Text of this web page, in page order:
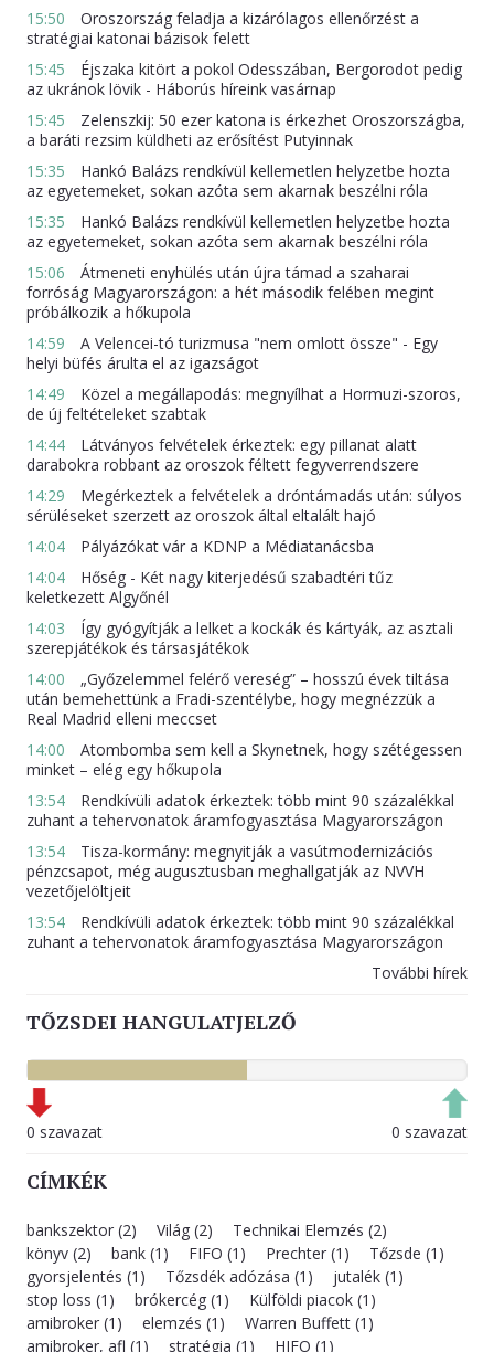
15:50
Oroszország feladja a kizárólagos ellenőrzést a
stratégiai katonai bázisok felett
15:45
Éjszaka kitört a pokol Odesszában, Bergorodot pedig
az ukránok lövik - Háborús híreink vasárnap
15:45
Zelenszkij: 50 ezer katona is érkezhet Oroszországba,
a baráti rezsim küldheti az erősítést Putyinnak
15:35
Hankó Balázs rendkívül kellemetlen helyzetbe hozta
az egyetemeket, sokan azóta sem akarnak beszélni róla
15:35
Hankó Balázs rendkívül kellemetlen helyzetbe hozta
az egyetemeket, sokan azóta sem akarnak beszélni róla
15:06
Átmeneti enyhülés után újra támad a szaharai
forróság Magyarországon: a hét második felében megint
próbálkozik a hőkupola
14:59
A Velencei-tó turizmusa "nem omlott össze" - Egy
helyi büfés árulta el az igazságot
14:49
Közel a megállapodás: megnyílhat a Hormuzi-szoros,
de új feltételeket szabtak
14:44
Látványos felvételek érkeztek: egy pillanat alatt
darabokra robbant az oroszok féltett fegyverrendszere
14:29
Megérkeztek a felvételek a dróntámadás után: súlyos
sérüléseket szerzett az oroszok által eltalált hajó
14:04
Pályázókat vár a KDNP a Médiatanácsba
14:04
Hőség - Két nagy kiterjedésű szabadtéri tűz
keletkezett Algyőnél
14:03
Így gyógyítják a lelket a kockák és kártyák, az asztali
szerepjátékok és társasjátékok
14:00
„Győzelemmel felérő vereség” – hosszú évek tiltása
után bemehettünk a Fradi-szentélybe, hogy megnézzük a
Real Madrid elleni meccset
14:00
Atombomba sem kell a Skynetnek, hogy szétégessen
minket – elég egy hőkupola
13:54
Rendkívüli adatok érkeztek: több mint 90 százalékkal
zuhant a tehervonatok áramfogyasztása Magyarországon
13:54
Tisza-kormány: megnyitják a vasútmodernizációs
pénzcsapot, még augusztusban meghallgatják az NVVH
vezetőjelöltjeit
13:54
Rendkívüli adatok érkeztek: több mint 90 százalékkal
zuhant a tehervonatok áramfogyasztása Magyarországon
További hírek
TŐZSDEI HANGULATJELZŐ
0 szavazat 0 szavazat
CÍMKÉK
bankszektor (2) Világ (2)
Technikai Elemzés (2)
könyv (2)
bank (1) FIFO (1) Prechter (1)
Tőzsde (1)
gyorsjelentés (1)
Tőzsdék adózása (1)
jutalék (1)
stop loss (1)
brókercég (1)
Külföldi piacok (1)
amibroker (1)
elemzés (1)
Warren Buffett (1)
amibroker, afl (1)
stratégia (1) HIFO (1)